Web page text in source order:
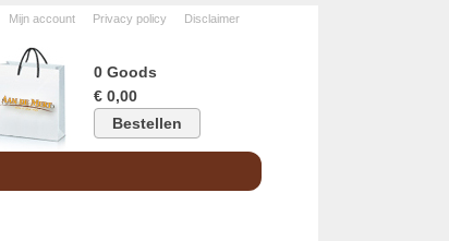
Mijn account Privacy policy Disclaimer
0 Goods
€ 0,00
Bestellen